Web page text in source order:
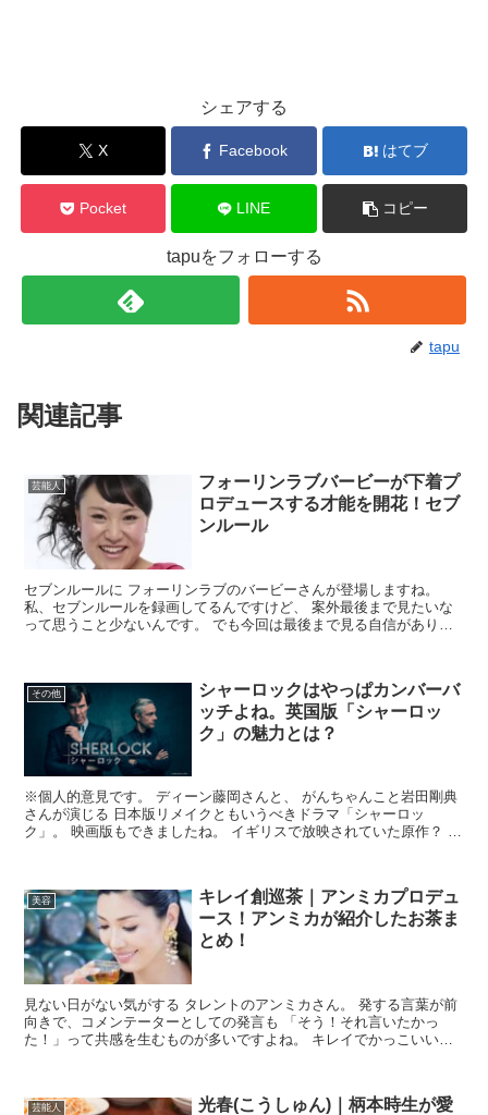
シェアする
X Facebook はてブ
Pocket LINE コピー
tapuをフォローする
tapu
関連記事
芸能人
フォーリンラブバービーが下着プ
ロデュースする才能を開花！セブ
ンルール
セブンルールに フォーリンラブのバービーさんが登場しますね。
私、セブンルールを録画してるんですけど、 案外最後まで見たいな
って思うこと少ないんです。 でも今回は最後まで見る自信がありま
その他
シャーロックはやっぱカンバーバ
ッチよね。英国版「シャーロッ
ク」の魅力とは？
※個人的意見です。 ディーン藤岡さんと、 がんちゃんこと岩田剛典
さんが演じる 日本版リメイクともいうべきドラマ「シャーロッ
ク」。 映画版もできましたね。 イギリスで放映されていた原作？ 元
美容
キレイ創巡茶｜アンミカプロデュ
ース！アンミカが紹介したお茶ま
とめ！
見ない日がない気がする タレントのアンミカさん。 発する言葉が前
向きで、コメンテーターとしての発言も 「そう！それ言いたかっ
た！」って共感を生むものが多いですよね。 キレイでかっこいい女
芸能人
光春(こうしゅん)｜柄本時生が愛